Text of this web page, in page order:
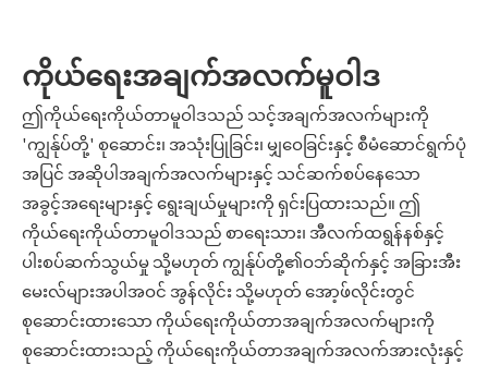
ODM/OEM
ဘလော့
ဆက်သွယ်ရန်
ကိုယ်ရေးအချက်အလက်မူဝါဒ
ဤကိုယ်ရေးကိုယ်တာမူဝါဒသည် သင့်အချက်အလက်များကို
'ကျွန်ုပ်တို့' စုဆောင်း၊ အသုံးပြုခြင်း၊ မျှဝေခြင်းနှင့် စီမံဆောင်ရွက်ပုံ
အပြင် အဆိုပါအချက်အလက်များနှင့် သင်ဆက်စပ်နေသော
အခွင့်အရေးများနှင့် ရွေးချယ်မှုများကို ရှင်းပြထားသည်။ ဤ
ကိုယ်ရေးကိုယ်တာမူဝါဒသည် စာရေးသား၊ အီလက်ထရွန်နစ်နှင့်
ပါးစပ်ဆက်သွယ်မှု သို့မဟုတ် ကျွန်ုပ်တို့၏ဝဘ်ဆိုက်နှင့် အခြားအီး
မေးလ်များအပါအဝင် အွန်လိုင်း သို့မဟုတ် အော့ဖ်လိုင်းတွင်
စုဆောင်းထားသော ကိုယ်ရေးကိုယ်တာအချက်အလက်များကို
စုဆောင်းထားသည့် ကိုယ်ရေးကိုယ်တာအချက်အလက်အားလုံးနှင့်